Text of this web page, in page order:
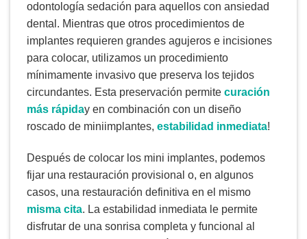
odontología sedación para aquellos con ansiedad
dental. Mientras que otros procedimientos de
implantes requieren grandes agujeros e incisiones
para colocar, utilizamos un procedimiento
mínimamente invasivo que preserva los tejidos
circundantes. Esta preservación permite curación
más rápiday en combinación con un diseño
roscado de miniimplantes, estabilidad inmediata!
Después de colocar los mini implantes, podemos
fijar una restauración provisional o, en algunos
casos, una restauración definitiva en el mismo
misma cita. La estabilidad inmediata le permite
disfrutar de una sonrisa completa y funcional al